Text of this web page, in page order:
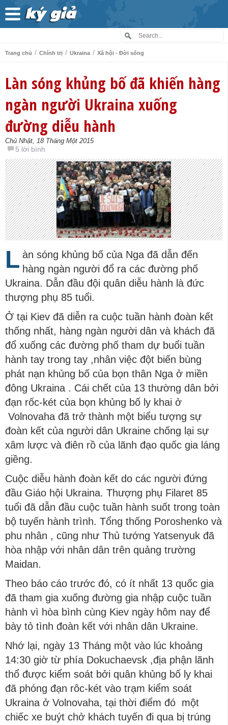
Trang chủ / Chính trị / Ukraina / Xã hội - Đời sống
Làn sóng khủng bố đã khiến hàng
ngàn người Ukraina xuống
đường diễu hành
Chủ Nhật, 18 Tháng Một 2015
5 lời bình
L àn sóng khủng bố của Nga đã dẫn đến
hàng ngàn người đổ ra các đường phố
Ukraina. Dẫn đầu đội quân diễu hành là đức
thượng phụ 85 tuổi.
Ở tại Kiev đã diễn ra cuộc tuần hành đoàn kết
thống nhất, hàng ngàn người dân và khách đã
đổ xuống các đường phố tham dự buổi tuần
hành tay trong tay ,nhân việc đột biến bùng
phát nạn khủng bố của bọn thân Nga ở miền
đông Ukraina . Cái chết của 13 thường dân bởi
đạn rốc-két của bọn khủng bố ly khai ở
Volnovaha đã trở thành một biểu tượng sự
đoàn kết của người dân Ukraine chống lại sự
xâm lược và điên rồ của lãnh đạo quốc gia láng
giềng.
Cuộc diễu hành đoàn kết do các người đứng
đầu Giáo hội Ukraina. Thượng phụ Filaret 85
tuổi đã dẫn đầu cuộc tuần hành suốt trong toàn
bộ tuyến hành trình. Tổng thống Poroshenko và
phu nhân , cũng như Thủ tướng Yatsenyuk đã
hòa nhập với nhân dân trên quảng trường
Maidan.
Theo báo cáo trước đó, có ít nhất 13 quốc gia
đã tham gia xuống đường gia nhập cuộc tuần
hành vì hòa bình cùng Kiev ngày hôm nay để
bày tỏ tình đoàn kết với nhân dân Ukraine.
Nhớ lại, ngày 13 Tháng một vào lúc khoảng
14:30 giờ từ phía Dokuchaevsk ,địa phận lãnh
thổ được kiểm soát bởi quân khủng bố ly khai
đã phóng đạn rôc-két vào trạm kiểm soát
Ukraina ở Volnovaha, tại thời điểm đó một
chiếc xe buýt chở khách tuyến đi qua bị trúng